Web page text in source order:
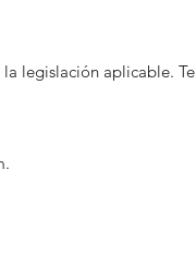
legislación aplicable. Te